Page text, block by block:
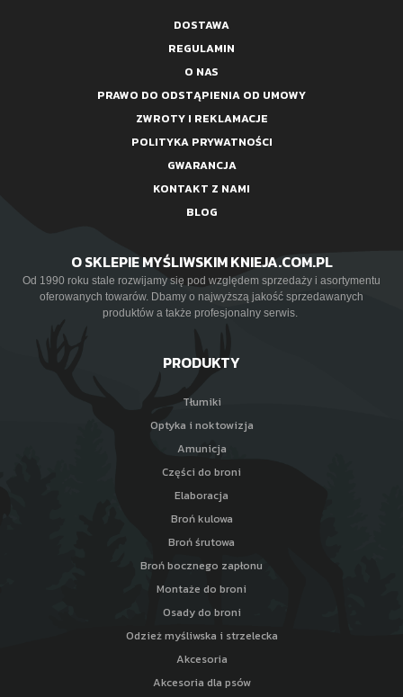
DOSTAWA
REGULAMIN
O NAS
PRAWO DO ODSTĄPIENIA OD UMOWY
ZWROTY I REKLAMACJE
POLITYKA PRYWATNOŚCI
GWARANCJA
KONTAKT Z NAMI
BLOG
O SKLEPIE MYŚLIWSKIM KNIEJA.COM.PL
Od 1990 roku stale rozwijamy się pod względem sprzedaży i asortymentu
oferowanych towarów. Dbamy o najwyższą jakość sprzedawanych
produktów a także profesjonalny serwis.
PRODUKTY
Tłumiki
Optyka i noktowizja
Amunicja
Części do broni
Elaboracja
Broń kulowa
Broń śrutowa
Broń bocznego zapłonu
Montaże do broni
Osady do broni
Odzież myśliwska i strzelecka
Akcesoria
Akcesoria dla psów